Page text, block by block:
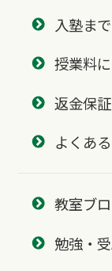
入塾ま
授業料
返金保
よくあ
教室ブ
勉強・